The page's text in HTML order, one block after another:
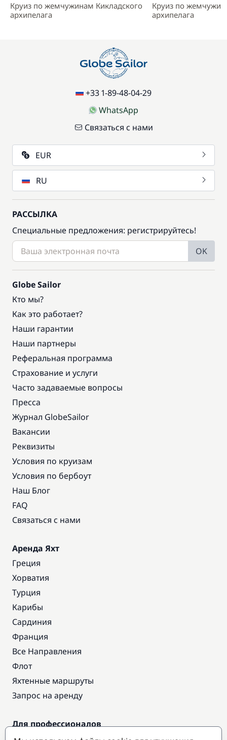
Круиз по жемчужинам Кикладского
архипелага
Круиз по
архипелага
+33 1-89-48-04-29
WhatsApp
Связаться с нами
EUR
RU
РАССЫЛКА
Специальные предложения: регистрируйтесь!
OK
Globe Sailor
Кто мы?
Как это работает?
Наши гарантии
Наши партнеры
Реферальная программа
Страхование и услуги
Часто задаваемые вопросы
Пресса
Журнал GlobeSailor
Вакансии
Реквизиты
Условия по круизам
Условия по бербоут
Наш Блог
FAQ
Связаться с нами
Аренда Яхт
Греция
Хорватия
Турция
Карибы
Сардиния
Франция
Все Направления
Флот
Яхтенные маршруты
Запрос на аренду
Для профессионалов